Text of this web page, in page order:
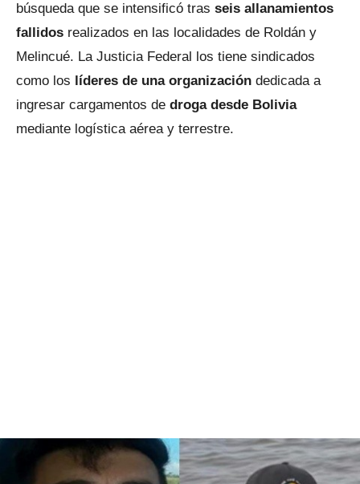
búsqueda que se intensificó tras seis allanamientos
fallidos realizados en las localidades de Roldán y
Melincué. La Justicia Federal los tiene sindicados
como los líderes de una organización dedicada a
ingresar cargamentos de droga desde Bolivia
mediante logística aérea y terrestre.